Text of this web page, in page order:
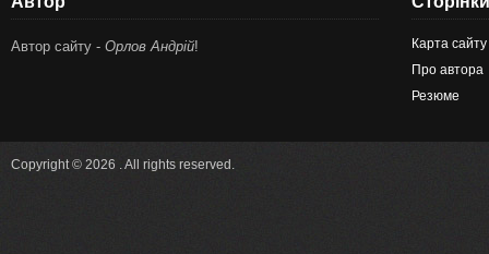
Автор сайту - Орлов Андрій!
Карта сайту
Про автора
Резюме
Copyright © 2026 . All rights reserved.